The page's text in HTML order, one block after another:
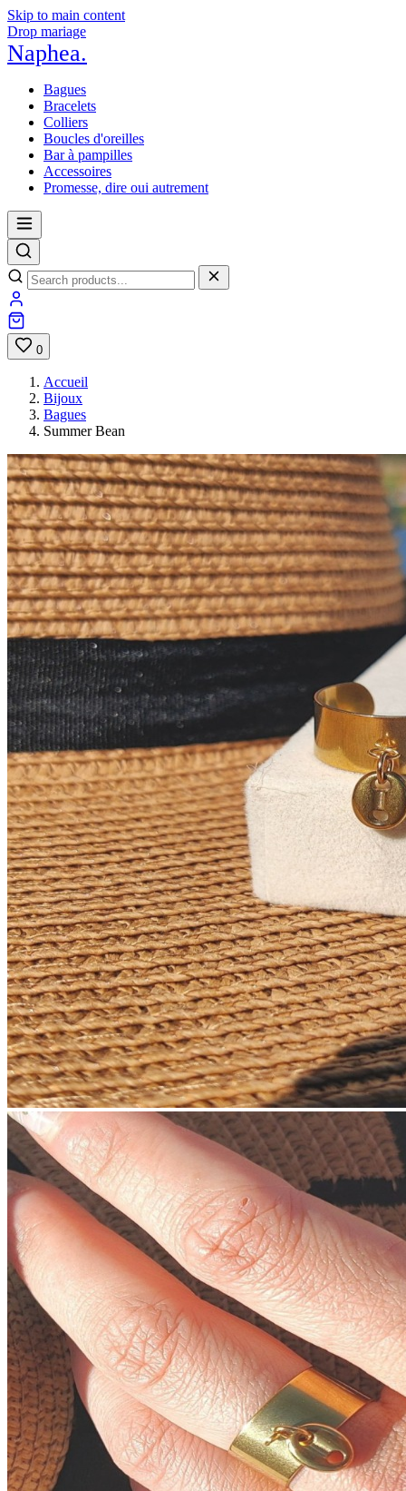
Skip to main content
Drop mariage
Naphea.
Bagues
Bracelets
Colliers
Boucles d'oreilles
Bar à pampilles
Accessoires
Promesse, dire oui autrement
0
Accueil
Bijoux
Bagues
Summer Bean